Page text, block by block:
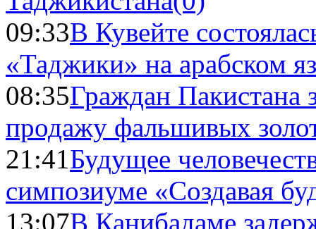
09:33В Кувейте
«Таджики» на арабском
08:35Граждан Пакистана
продажу фальшивых
21:41Будущее
симпозиуме «Создавая
13:07В Канибадаме